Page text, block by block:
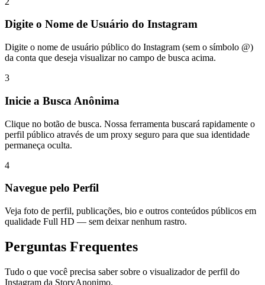
Digite o Nome de Usuário do Instagram
Digite o nome de usuário público do Instagram (sem o símbolo @)
da conta que deseja visualizar no campo de busca acima.
3
Inicie a Busca Anônima
Clique no botão de busca. Nossa ferramenta buscará rapidamente o
perfil público através de um proxy seguro para que sua identidade
permaneça oculta.
4
Navegue pelo Perfil
Veja foto de perfil, publicações, bio e outros conteúdos públicos em
qualidade Full HD — sem deixar nenhum rastro.
Perguntas Frequentes
Tudo o que você precisa saber sobre o visualizador de perfil do
Instagram da StoryAnonimo.